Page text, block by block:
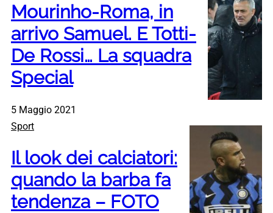
Mourinho-Roma, in
arrivo Samuel. E Totti-
De Rossi… La squadra
Special
5 Maggio 2021
Sport
Il look dei calciatori:
quando la barba fa
tendenza – FOTO